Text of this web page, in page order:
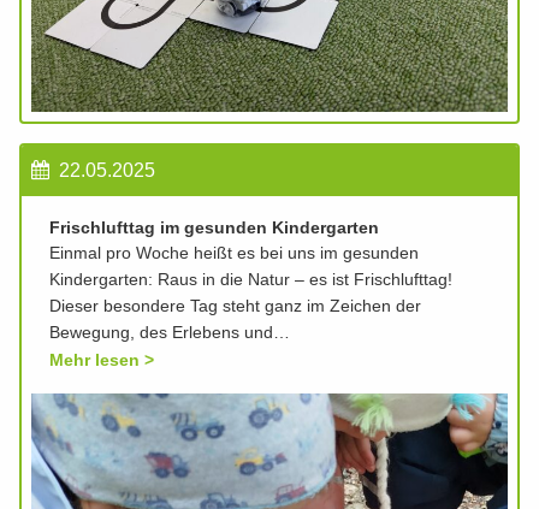
22.05.2025
Frischlufttag im gesunden Kindergarten
Einmal pro Woche heißt es bei uns im gesunden
Kindergarten: Raus in die Natur – es ist Frischlufttag!
Dieser besondere Tag steht ganz im Zeichen der
Bewegung, des Erlebens und…
Mehr lesen